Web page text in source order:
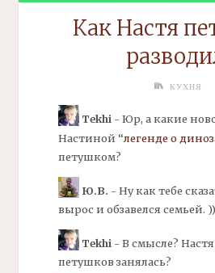
Как Настя
КУХНЯ
Tekhi- Юр, а какие
Настиной “легенде о
петушком?
Ю.В. - Ну как тебе
вырос и обзавелся семьей.
Tekhi- В смысле?
петушков занялась?